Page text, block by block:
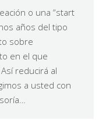
o una “start
años del tipo
sobre
en el que
reducirá al
a usted con